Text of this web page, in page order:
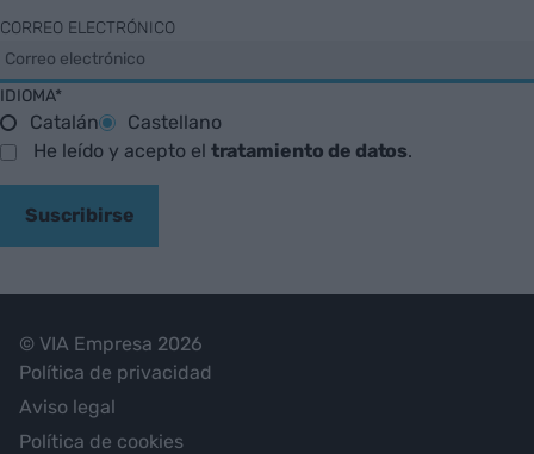
CORREO ELECTRÓNICO
IDIOMA*
Catalán
Castellano
He leído y acepto el tratamiento de datos.
Suscribirse
© VIA Empresa 2026
Política de privacidad
Aviso legal
Política de cookies